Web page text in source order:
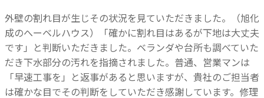
外壁の割れ目が生じその状況を見ていただきました。（旭化
成のへーベルハウス）「確かに割れ目はあるが下地は大丈夫
です」と判断いただきました。ベランダや台所も調べていた
だき下水部分の汚れを指摘されました。普通、営業マンは
「早速工事を」と返事があると思いますが、貴社のご担当者
は確かな目でその判断をしていただき感謝しています。修理